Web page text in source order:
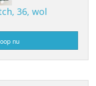
36, wol
nu